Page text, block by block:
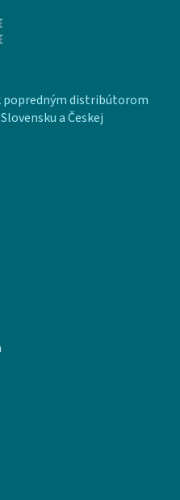
popredným distribútorom
a Českej